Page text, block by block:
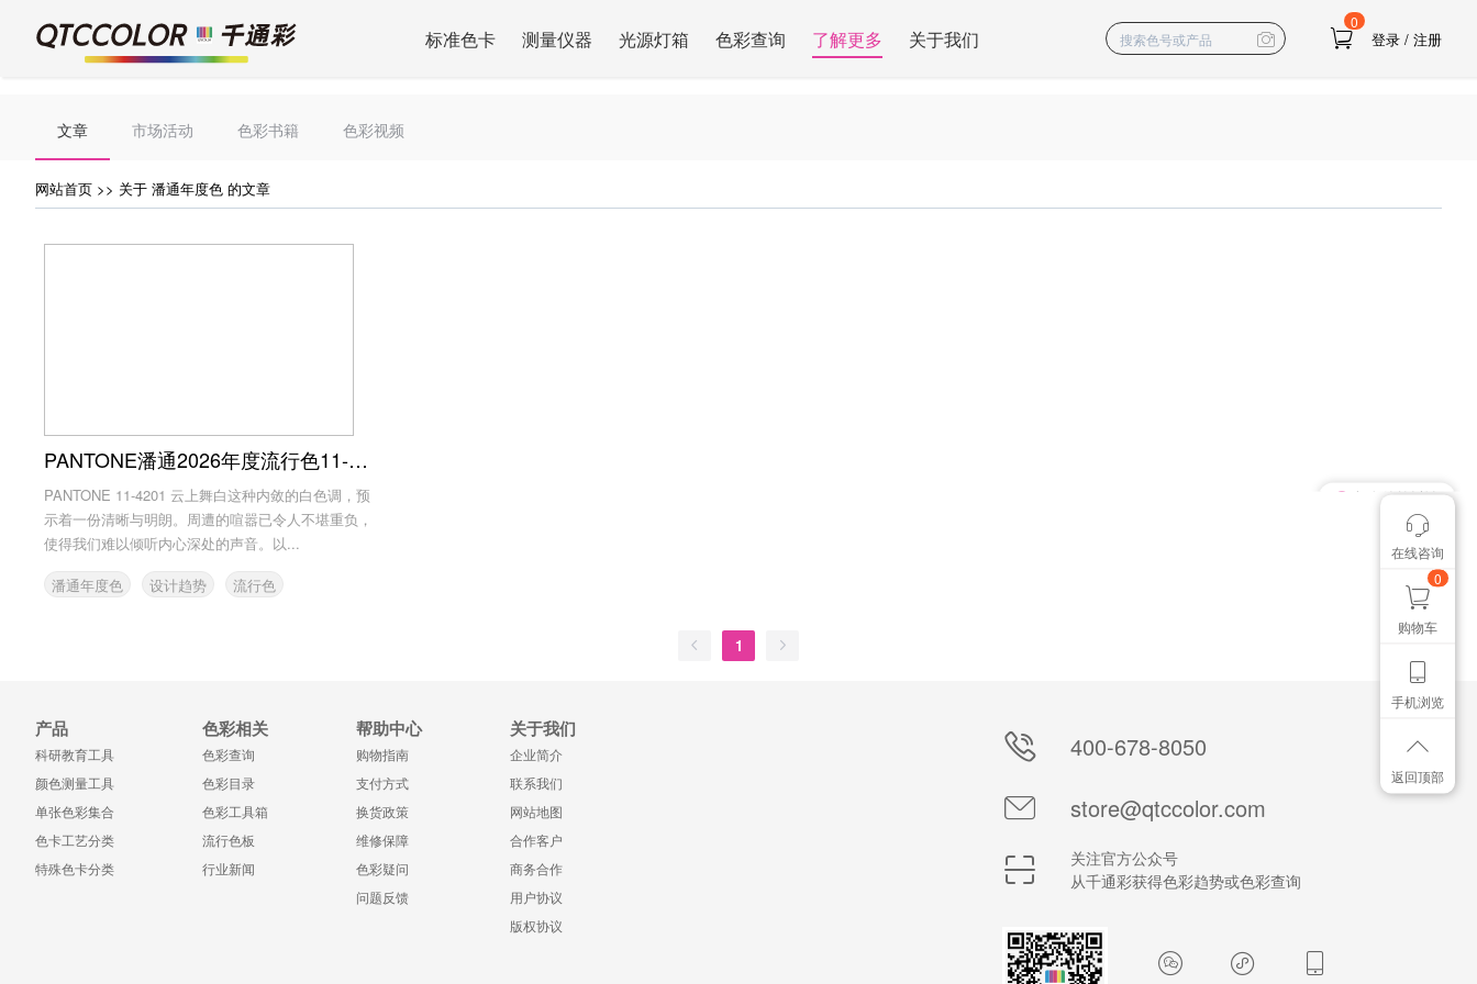
标准色卡 测量仪器 光源灯箱 色彩查询 了解更多 关于我们
0
登录 / 注册
文章 市场活动 色彩书籍 色彩视频
网站首页 >> 关于 潘通年度色 的文章
PANTONE潘通2026年度流行色11-4201 Cloud Dancer（云上舞白）
PANTONE 11-4201 云上舞白这种内敛的白色调，预
示着一份清晰与明朗。周遭的喧嚣已令人不堪重负，
使得我们难以倾听内心深处的声音。以...
潘通年度色
设计趋势
流行色
1
产品
科研教育工具
颜色测量工具
单张色彩集合
色卡工艺分类
特殊色卡分类
色彩相关
色彩查询
色彩目录
色彩工具箱
流行色板
行业新闻
帮助中心
购物指南
支付方式
换货政策
维修保障
色彩疑问
问题反馈
关于我们
企业简介
联系我们
网站地图
合作客户
商务合作
用户协议
版权协议
400-678-8050
store@qtccolor.com
关注官方公众号
从千通彩获得色彩趋势或色彩查询
我有个想法
想找个色卡
颜色管控讨论
在线咨询
0
购物车
手机浏览
返回顶部